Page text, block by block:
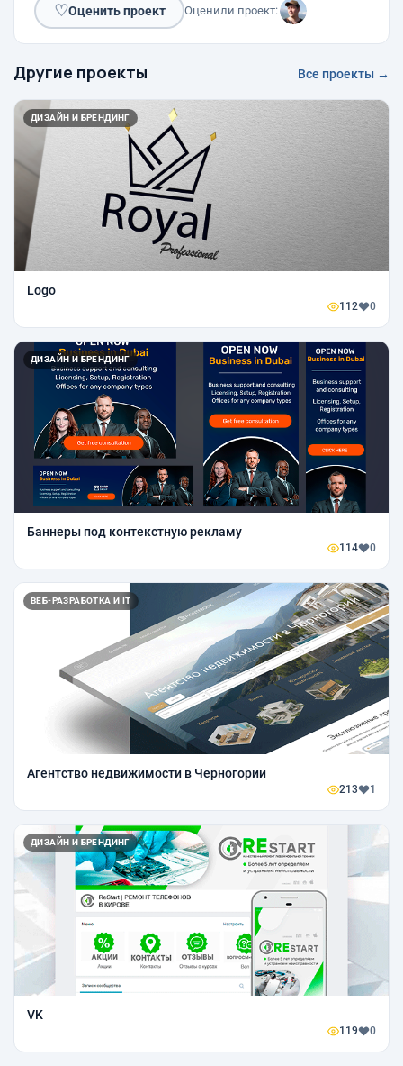
♡Оценить проект Оценили проект:
Другие проекты Все проекты →
ДИЗАЙН И БРЕНДИНГ
Logo
112 0
ДИЗАЙН И БРЕНДИНГ
Баннеры под контекстную рекламу
114 0
ВЕБ-РАЗРАБОТКА И IT
Агентство недвижимости в Черногории
213 1
ДИЗАЙН И БРЕНДИНГ
VK
119 0